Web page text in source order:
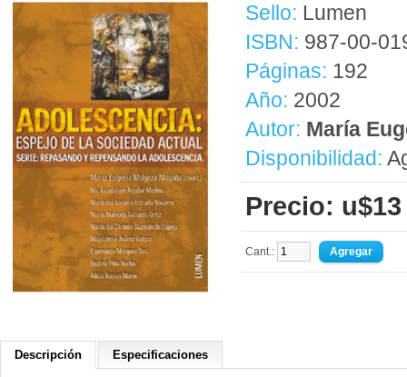
Sello: Lumen
ISBN: 987-00-
Páginas: 192
Año: 2002
Autor: María
Disponibilidad:
Precio: u$13
Cant.:
Descripción Especificaciones